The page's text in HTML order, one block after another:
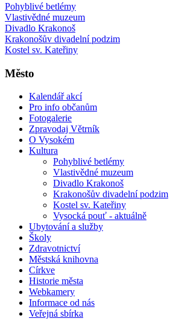
Pohyblivé betlémy
Vlastivědné muzeum
Divadlo Krakonoš
Krakonošův divadelní podzim
Kostel sv. Kateřiny
Město
Kalendář akcí
Pro info občanům
Fotogalerie
Zpravodaj Větrník
O Vysokém
Kultura
Pohyblivé betlémy
Vlastivědné muzeum
Divadlo Krakonoš
Krakonošův divadelní podzim
Kostel sv. Kateřiny
Vysocká pouť - aktuálně
Ubytování a služby
Školy
Zdravotnictví
Městská knihovna
Církve
Historie města
Webkamery
Informace od nás
Veřejná sbírka